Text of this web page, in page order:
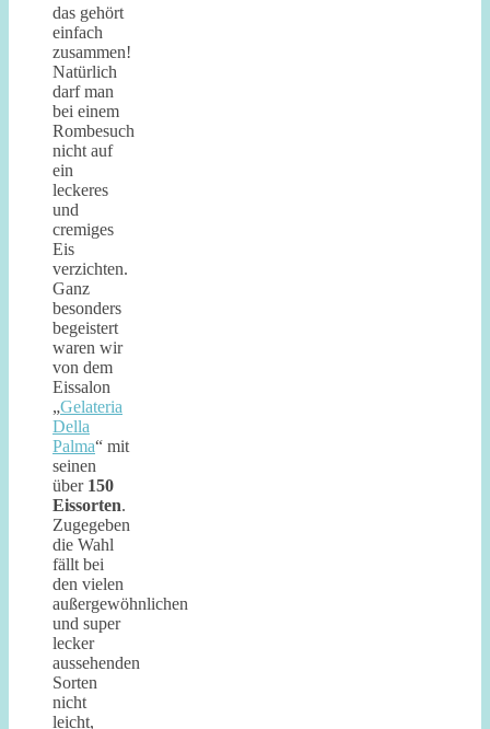
das gehört
einfach
zusammen!
Natürlich
darf man
bei einem
Rombesuch
nicht auf
ein
leckeres
und
cremiges
Eis
verzichten.
Ganz
besonders
begeistert
waren wir
von dem
Eissalon
„Gelateria
Della
Palma“ mit
seinen
über 150
Eissorten.
Zugegeben
die Wahl
fällt bei
den vielen
außergewöhnlichen
und super
lecker
aussehenden
Sorten
nicht
leicht,